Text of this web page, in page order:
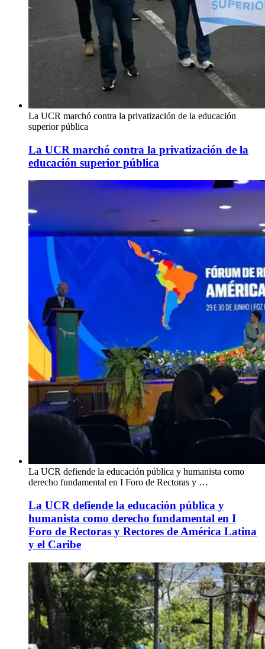
La UCR marchó contra la privatización de la educación
superior pública
La UCR marchó contra la privatización de la
educación superior pública
La UCR defiende la educación pública y humanista como
derecho fundamental en I Foro de Rectoras y …
La UCR defiende la educación pública y
humanista como derecho fundamental en I
Foro de Rectoras y Rectores de América Latina
y el Caribe